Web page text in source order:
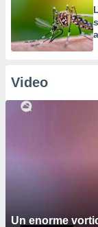
Video
Un enorme